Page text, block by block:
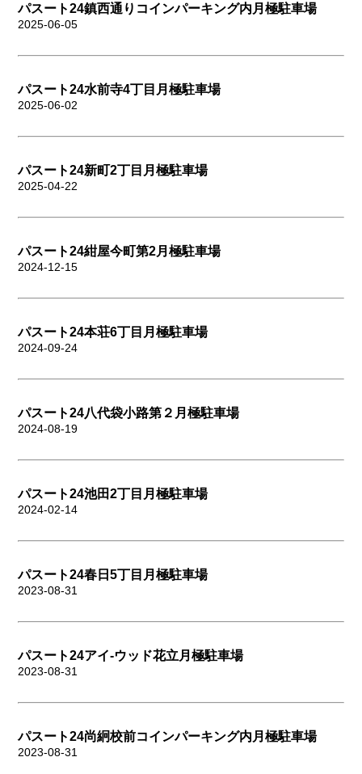
パスート24鎮西通りコインパーキング内月極駐車場
2025-06-05
パスート24水前寺4丁目月極駐車場
2025-06-02
パスート24新町2丁目月極駐車場
2025-04-22
パスート24紺屋今町第2月極駐車場
2024-12-15
パスート24本荘6丁目月極駐車場
2024-09-24
パスート24八代袋小路第２月極駐車場
2024-08-19
パスート24池田2丁目月極駐車場
2024-02-14
パスート24春日5丁目月極駐車場
2023-08-31
パスート24アイ-ウッド花立月極駐車場
2023-08-31
パスート24尚絅校前コインパーキング内月極駐車場
2023-08-31